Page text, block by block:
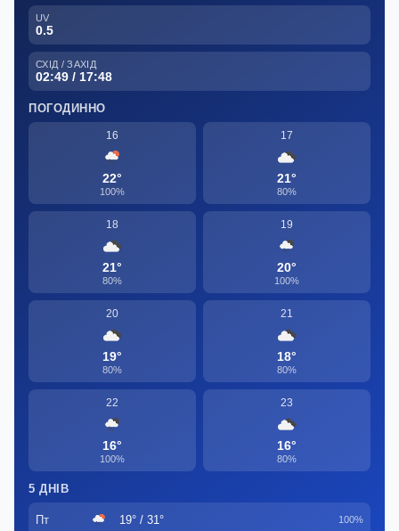
UV
0.5
СХІД / ЗАХІД
02:49 / 17:48
ПОГОДИННО
16
22°
100%
17
21°
80%
18
21°
80%
19
20°
100%
20
19°
80%
21
18°
80%
22
16°
100%
23
16°
80%
5 ДНІВ
Пт 19° / 31° 100%